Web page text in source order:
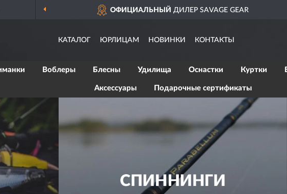
ОФИЦИАЛЬНЫЙДИЛЕР SAVAGE GEAR
КАТАЛОГ ЮРЛИЦАМ НОВИНКИ КОНТАКТЫ
Воблеры Блесны Удилища Оснастки Куртки
Аксессуары Подарочные сертификаты